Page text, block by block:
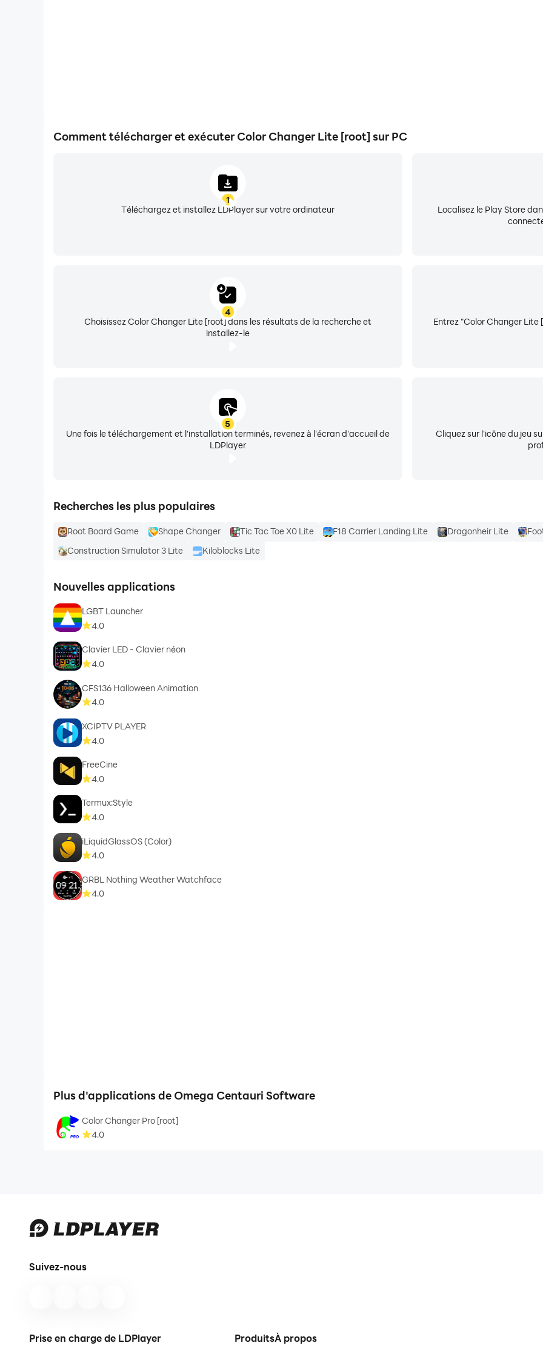
until you've successfully tested.
Note 1: Graphically demanding games will likely lower their framerate by an amount depending on your
Note 2: As a safety measure, Color Changer's settings are disabled on boot if you boot with device
Comment télécharger et exécuter Color Changer Lite [root] sur PC
1
Téléchargez et installez LDPlayer sur votre ordinateur
Localisez le Play Store
Entrez "Color Changer
4
Choisissez Color Changer Lite [root] dans les résultats de la recherche et
installez-le
5
Une fois le téléchargement et l'installation terminés, revenez à l'écran d'accueil de
LDPlayer
Cliquez sur l'icône du jeu
Recherches les plus populaires
Root Board Game Shape Changer Tic Tac Toe X0 Lite F18 Carrier Landing Lite Dragonheir Lite
Construction Simulator 3 Lite
Kiloblocks Lite
Nouvelles applications
LGBT Launcher
4.0
Clavier LED - Clavier néon
4.0
CFS136 Halloween Animation
4.0
XCIPTV PLAYER
4.0
FreeCine
4.0
Termux:Style
4.0
iLiquidGlassOS (Color)
4.0
GRBL Nothing Weather Watchface
4.0
Plus d'applications de Omega Centauri Software
Color Changer Pro [root]
4.0
Suivez-nous
Prise en charge de LDPlayer ProduitsÀ propos